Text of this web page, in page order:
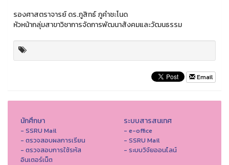
รองศาสตราจารย์ ดร.ภูสิทธ์ ภูคำชะโนด
หัวหน้ากลุ่มสาขาวิชาการจัดการพัฒนาสังคมและวัฒนธรรม
Email
นักศึกษา
- SSRU Mail
- ตรวจสอบผลการเรียน
- ตรวจสอบการใช้รหัส
อินเตอร์เน็ต
ระบบสารสนเทศ
- e-office
- SSRU Mail
- ระบบวิจัยออนไลน์